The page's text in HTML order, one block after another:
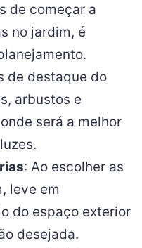
de começar a
no jardim, é
de destaque do
arbustos e
será a melhor
: Ao escolher as
leve em
do espaço exterior
desejada.